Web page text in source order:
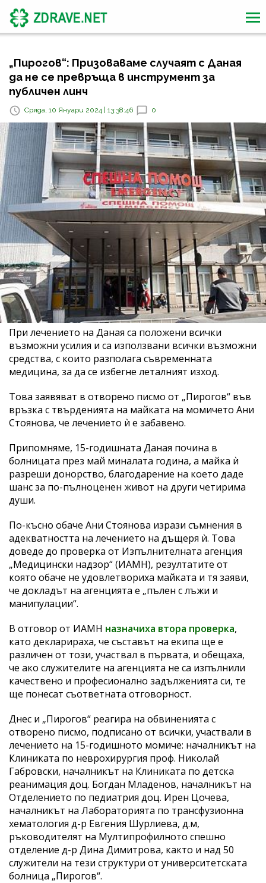
„Пирогов“: Призоваваме случаят с Даная
да не се превръща в инструмент за
публичен линч
Сряда, 10 Януари 2024 | 13:38:46 0
При лечението на Даная са положени всички
възможни усилия и са използвани всички възможни
средства, с които разполага съвременната
медицина, за да се избегне леталният изход.
Това заявяват в отворено писмо от „Пирогов“ във
връзка с твърденията на майката на момичето Ани
Стоянова, че лечението ѝ е забавено.
Припомняме, 15-годишната Даная почина в
болницата през май миналата година, а майка ѝ
разреши донорство, благодарение на което даде
шанс за по-пълноценен живот на други четирима
души.
По-късно обаче Ани Стоянова изрази съмнения в
адекватността на лечението на дъщеря ѝ. Това
доведе до проверка от Изпълнителната агенция
„Медицински надзор“ (ИАМН), резултатите от
която обаче не удовлетвориха майката и тя заяви,
че докладът на агенцията е „пълен с лъжи и
манипулации“.
В отговор от ИАМН назначиха втора проверка,
като декларираха, че съставът на екипа ще е
различен от този, участвал в първата, и обещаха,
че ако служителите на агенцията не са изпълнили
качествено и професионално задълженията си, те
ще понесат съответната отговорност.
Днес и „Пирогов“ реагира на обвиненията с
отворено писмо, подписано от всички, участвали в
лечението на 15-годишното момиче: началникът на
Клиниката по неврохирургия проф. Николай
Габровски, началникът на Клиниката по детска
реанимация доц. Богдан Младенов, началникът на
Отделението по педиатрия доц. Ирен Цочева,
началникът на Лабораторията по трансфузионна
хематология д-р Евгения Шурлиева, д.м,
ръководителят на Мултипрофилното спешно
отделение д-р Дина Димитрова, както и над 50
служители на тези структури от университетската
болница „Пирогов“.